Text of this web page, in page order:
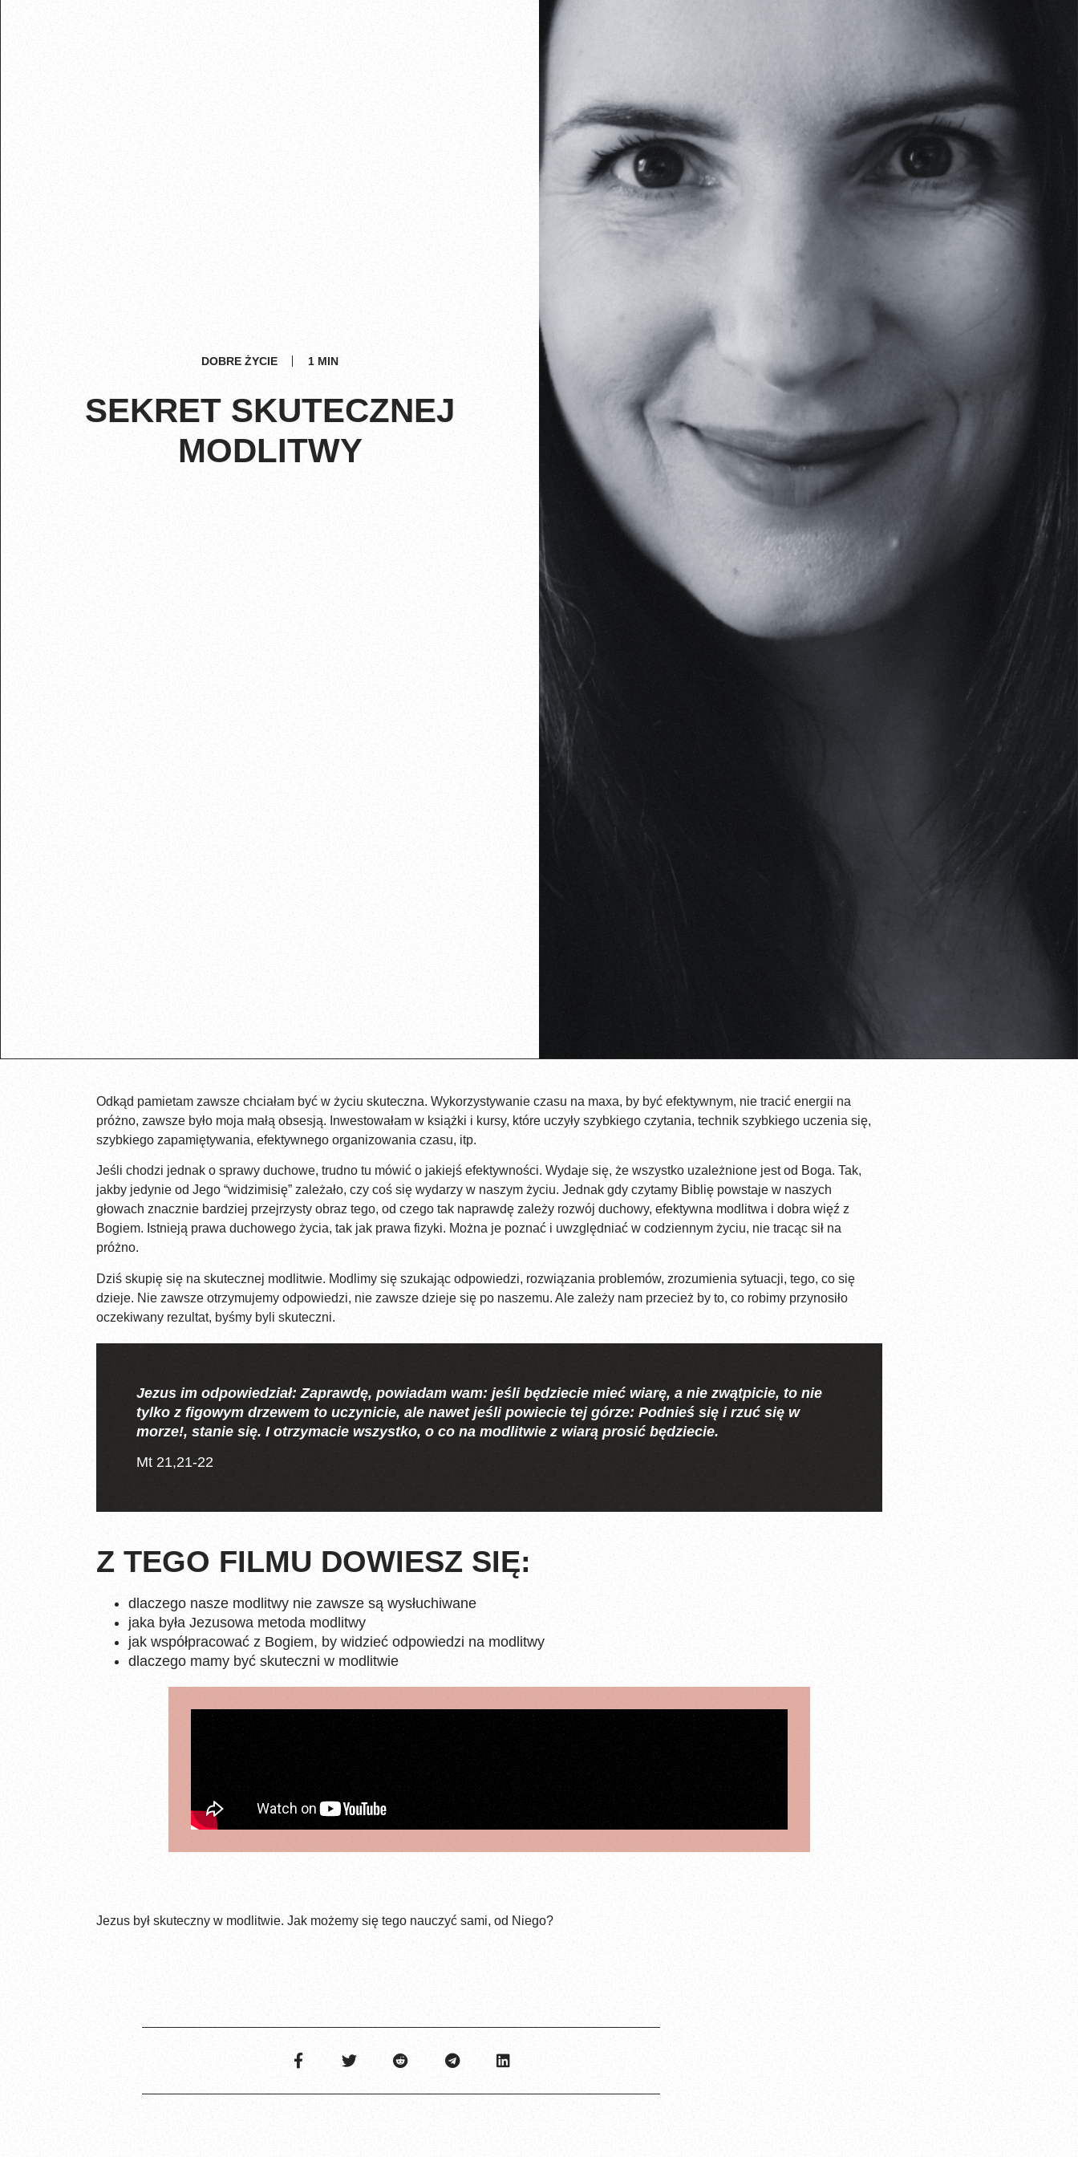
DOBRE ŻYCIE 1 MIN
SEKRET SKUTECZNEJ
MODLITWY
Odkąd pamietam zawsze chciałam być w życiu skuteczna. Wykorzystywanie czasu na maxa, by być efektywnym, nie tracić energii na
próżno, zawsze było moja małą obsesją. Inwestowałam w książki i kursy, które uczyły szybkiego czytania, technik szybkiego uczenia się,
szybkiego zapamiętywania, efektywnego organizowania czasu, itp.
Jeśli chodzi jednak o sprawy duchowe, trudno tu mówić o jakiejś efektywności. Wydaje się, że wszystko uzależnione jest od Boga. Tak,
jakby jedynie od Jego “widzimisię” zależało, czy coś się wydarzy w naszym życiu. Jednak gdy czytamy Biblię powstaje w naszych
głowach znacznie bardziej przejrzysty obraz tego, od czego tak naprawdę zależy rozwój duchowy, efektywna modlitwa i dobra więź z
Bogiem. Istnieją prawa duchowego życia, tak jak prawa fizyki. Można je poznać i uwzględniać w codziennym życiu, nie tracąc sił na
próżno.
Dziś skupię się na skutecznej modlitwie. Modlimy się szukając odpowiedzi, rozwiązania problemów, zrozumienia sytuacji, tego, co się
dzieje. Nie zawsze otrzymujemy odpowiedzi, nie zawsze dzieje się po naszemu. Ale zależy nam przecież by to, co robimy przynosiło
oczekiwany rezultat, byśmy byli skuteczni.
Jezus im odpowiedział: Zaprawdę, powiadam wam: jeśli będziecie mieć wiarę, a nie zwątpicie, to nie
tylko z figowym drzewem to uczynicie, ale nawet jeśli powiecie tej górze: Podnieś się i rzuć się w
morze!, stanie się. I otrzymacie wszystko, o co na modlitwie z wiarą prosić będziecie.
Mt 21,21-22
Z TEGO FILMU DOWIESZ SIĘ:
dlaczego nasze modlitwy nie zawsze są wysłuchiwane
jaka była Jezusowa metoda modlitwy
jak współpracować z Bogiem, by widzieć odpowiedzi na modlitwy
dlaczego mamy być skuteczni w modlitwie
Jezus był skuteczny w modlitwie. Jak możemy się tego nauczyć sami, od Niego?